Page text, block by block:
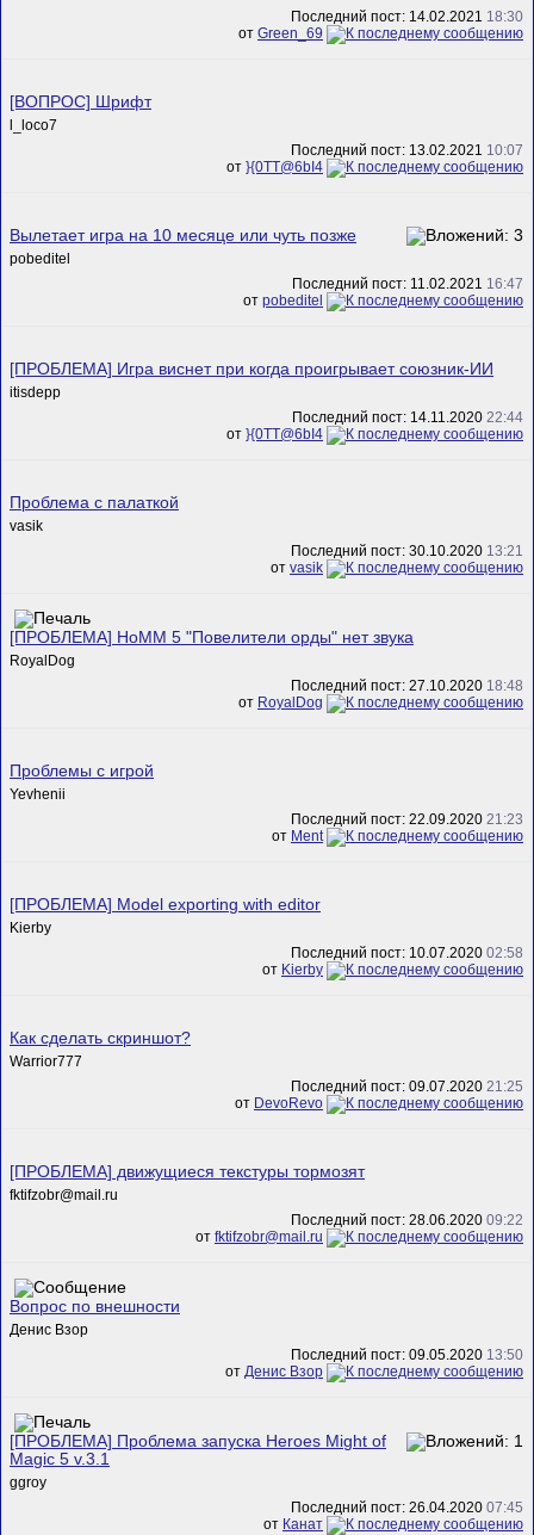
Последний пост: 14.02.2021 18:30
от Green_69
[ВОПРОС] Шрифт
l_loco7
Последний пост: 13.02.2021 10:07
от }{0TT@6bI4
Вылетает игра на 10 месяце или чуть позже
pobeditel
Последний пост: 11.02.2021 16:47
от pobeditel
[ПРОБЛЕМА] Игра виснет при когда проигрывает союзник-ИИ
itisdepp
Последний пост: 14.11.2020 22:44
от }{0TT@6bI4
Проблема с палаткой
vasik
Последний пост: 30.10.2020 13:21
от vasik
[ПРОБЛЕМА] HoMM 5 "Повелители орды" нет звука
RoyalDog
Последний пост: 27.10.2020 18:48
от RoyalDog
Проблемы с игрой
Yevhenii
Последний пост: 22.09.2020 21:23
от Ment
[ПРОБЛЕМА] Model exporting with editor
Kierby
Последний пост: 10.07.2020 02:58
от Kierby
Как сделать скриншот?
Warrior777
Последний пост: 09.07.2020 21:25
от DevoRevo
[ПРОБЛЕМА] движущиеся текстуры тормозят
fktifzobr@mail.ru
Последний пост: 28.06.2020 09:22
от fktifzobr@mail.ru
Вопрос по внешности
Денис Взор
Последний пост: 09.05.2020 13:50
от Денис Взор
[ПРОБЛЕМА] Проблема запуска Heroes Might of
Magic 5 v.3.1
ggroy
Последний пост: 26.04.2020 07:45
от Канат